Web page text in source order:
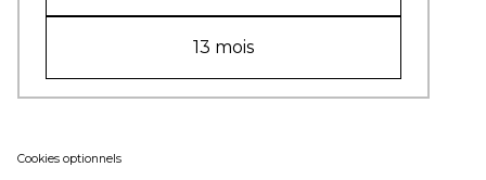
13 mois
Cookies optionnels